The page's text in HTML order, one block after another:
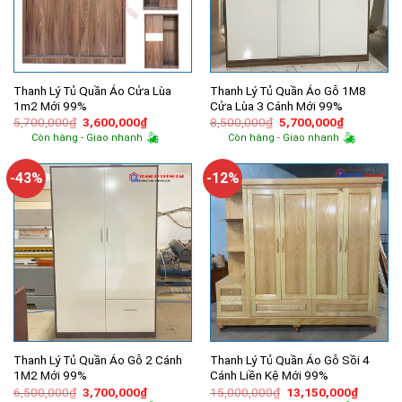
Thanh Lý Tủ Quần Áo Cửa Lùa
1m2 Mới 99%
5,700,000₫ Giá
gốc
là:
3,600,000₫Giá
hiện
tại
3,600,000₫.
Còn hàng - Giao nhanh
Thanh Lý Tủ Quần Áo Gỗ 1M8
Cửa Lùa 3 Cánh Mới 99%
8,500,000₫ Giá
gốc
là:
5,700,000₫Giá
hiện
tại
Còn hàng - Giao nhanh
-43%
Thanh Lý Tủ Quần Áo Gỗ 2 Cánh
1M2 Mới 99%
6,500,000₫ Giá
3,700,000₫Giá
-12%
Thanh Lý Tủ Quần Áo Gỗ Sồi 4
Cánh Liền Kệ Mới 99%
15,000,000₫ Giá
13,150,000₫Giá